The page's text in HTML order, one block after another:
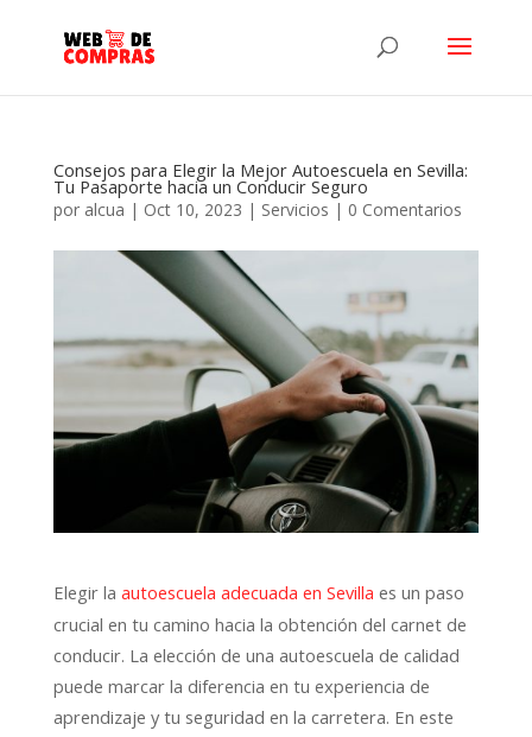
Consejos para Elegir la Mejor Autoescuela en Sevilla:
Tu Pasaporte hacia un Conducir Seguro
por alcua | Oct 10, 2023 | Servicios | 0 Comentarios
Elegir la autoescuela adecuada en Sevilla es un paso
crucial en tu camino hacia la obtención del carnet de
conducir. La elección de una autoescuela de calidad
puede marcar la diferencia en tu experiencia de
aprendizaje y tu seguridad en la carretera. En este